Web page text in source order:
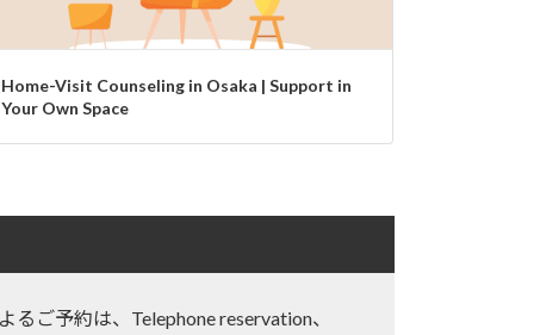
Home-Visit Counseling in Osaka | Support in
Your Own Space
ご予約は、Telephone reservation、